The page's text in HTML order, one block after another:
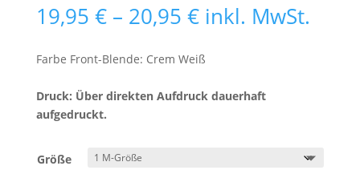
19,95 € – 20,95 €Preisspanne:
19,95 €
bis
20,95 €
inkl. MwSt.
Farbe Front-Blende: Crem Weiß
Druck: Über direkten Aufdruck dauerhaft
aufgedruckt.
Größe